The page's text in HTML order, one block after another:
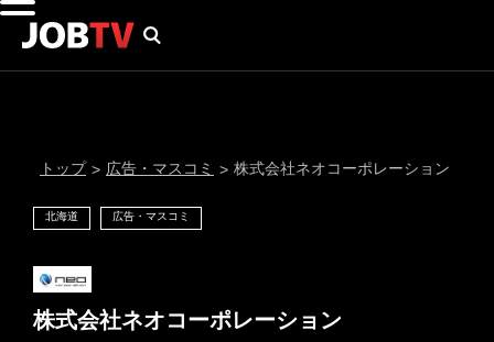
トップ > 広告・マスコミ > 株式会社ネオコーポレーション
北海道 広告・マスコミ
株式会社ネオコーポレーション